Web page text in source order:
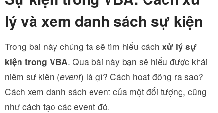
lý và xem danh sách sự kiện
Trong bài này chúng ta sẽ tìm hiểu cách xử lý sự
kiện trong VBA. Qua bài này bạn sẽ hiểu được khái
niệm sự kiện (event) là gì? Cách hoạt động ra sao?
Cách xem danh sách event của một đối tượng, cũng
như cách tạo các event đó.